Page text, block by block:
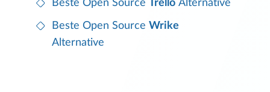
Beste Open Source Trello Alternative
Beste Open Source Wrike
Alternative